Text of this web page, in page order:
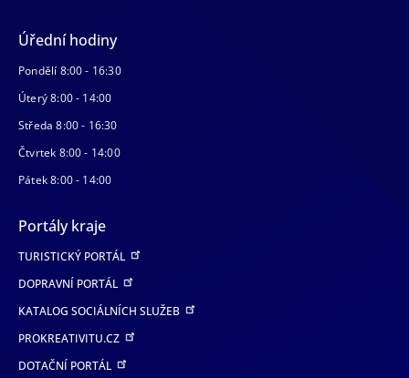
Úřední hodiny
Pondělí 8:00 - 16:30
Úterý 8:00 - 14:00
Středa 8:00 - 16:30
Čtvrtek 8:00 - 14:00
Pátek 8:00 - 14:00
Portály kraje
TURISTICKÝ PORTÁL
DOPRAVNÍ PORTÁL
KATALOG SOCIÁLNÍCH SLUŽEB
PROKREATIVITU.CZ
DOTAČNÍ PORTÁL